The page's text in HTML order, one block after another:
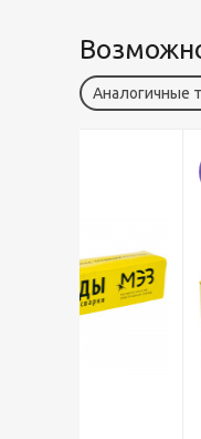
Аналогичные